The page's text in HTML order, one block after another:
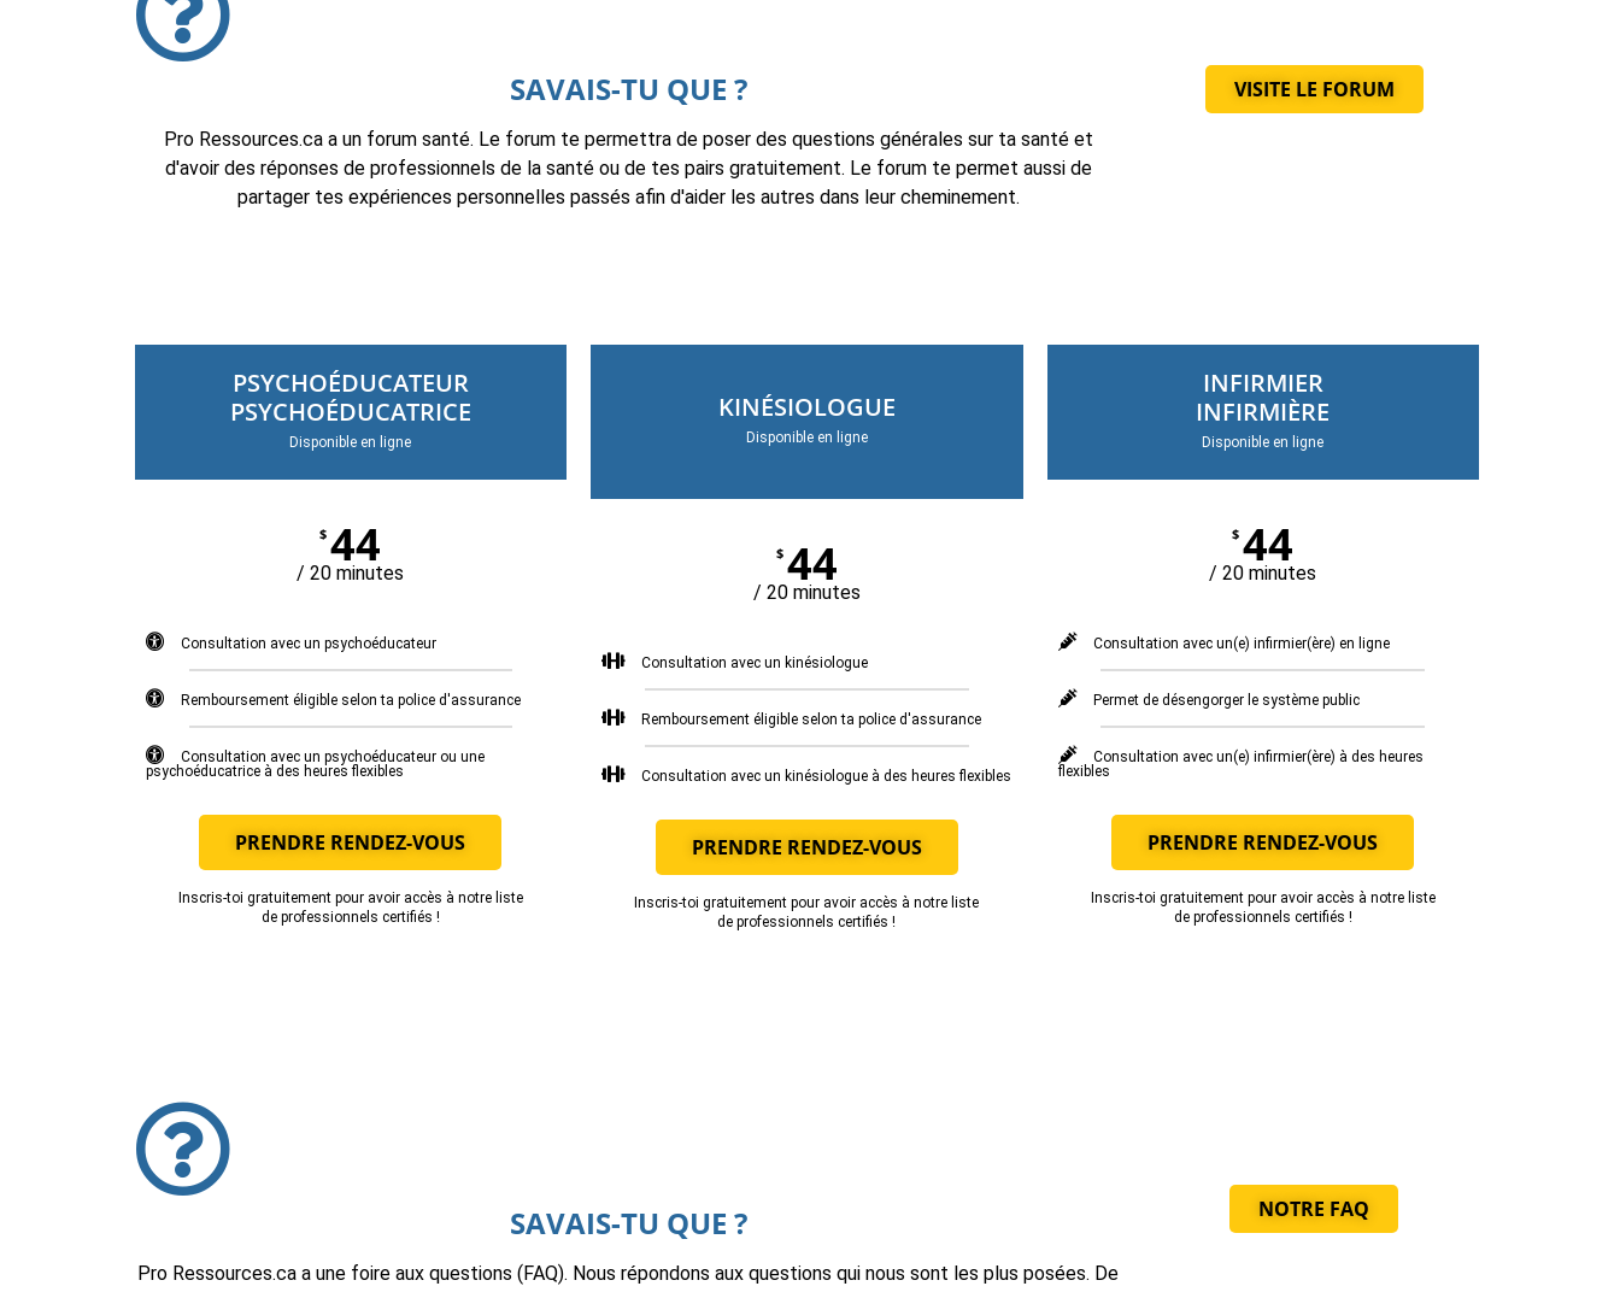
SAVAIS-TU QUE ?
Pro Ressources.ca a un forum santé. Le forum te permettra de poser des questions générales sur ta santé et
d'avoir des réponses de professionnels de la santé ou de tes pairs gratuitement. Le forum te permet aussi de
partager tes expériences personnelles passés afin d'aider les autres dans leur cheminement.
VISITE LE FORUM
PSYCHOÉDUCATEUR
PSYCHOÉDUCATRICE
Disponible en ligne
$ 44
/ 20 minutes
Consultation avec un psychoéducateur
Remboursement éligible selon ta police d'assurance
Consultation avec un psychoéducateur ou une
psychoéducatrice à des heures flexibles
PRENDRE RENDEZ-VOUS
Inscris-toi gratuitement pour avoir accès à notre liste
de professionnels certifiés !
KINÉSIOLOGUE
Disponible en ligne
$ 44
/ 20 minutes
Consultation avec un kinésiologue
Remboursement éligible selon ta police d'assurance
Consultation avec un kinésiologue à des heures flexibles
PRENDRE RENDEZ-VOUS
Inscris-toi gratuitement pour avoir accès à notre liste
de professionnels certifiés !
INFIRMIER
INFIRMIÈRE
Disponible en ligne
$ 44
/ 20 minutes
Consultation avec un(e) infirmier(ère) en ligne
Permet de désengorger le système public
Consultation avec un(e) infirmier(ère) à des heures
flexibles
PRENDRE RENDEZ-VOUS
Inscris-toi gratuitement pour avoir accès à notre liste
de professionnels certifiés !
SAVAIS-TU QUE ?
Pro Ressources.ca a une foire aux questions (FAQ). Nous répondons aux questions qui nous sont les plus posées. De
NOTRE FAQ